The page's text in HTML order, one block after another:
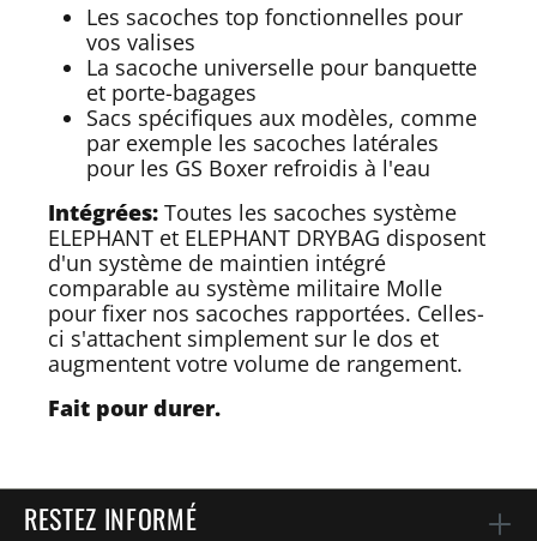
Les sacoches top fonctionnelles pour
vos valises
La sacoche universelle pour banquette
et porte-bagages
Sacs spécifiques aux modèles, comme
par exemple les sacoches latérales
pour les GS Boxer refroidis à l'eau
Intégrées: Toutes les sacoches système
ELEPHANT et ELEPHANT DRYBAG disposent
d'un système de maintien intégré
comparable au système militaire Molle
pour fixer nos sacoches rapportées. Celles-
ci s'attachent simplement sur le dos et
augmentent votre volume de rangement.
Fait pour durer.
RESTEZ INFORMÉ